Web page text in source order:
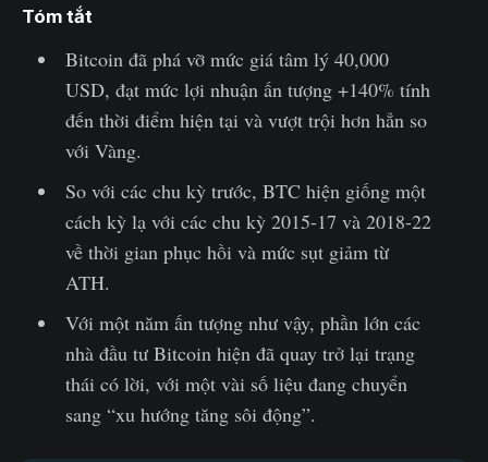
Tóm tắt
Bitcoin đã phá vỡ mức giá tâm lý 40,000
USD, đạt mức lợi nhuận ấn tượng +140% tính
đến thời điểm hiện tại và vượt trội hơn hẳn so
với Vàng.
So với các chu kỳ trước, BTC hiện giống một
cách kỳ lạ với các chu kỳ 2015-17 và 2018-22
về thời gian phục hồi và mức sụt giảm từ
ATH.
Với một năm ấn tượng như vậy, phần lớn các
nhà đầu tư Bitcoin hiện đã quay trở lại trạng
thái có lời, với một vài số liệu đang chuyển
sang “xu hướng tăng sôi động”.